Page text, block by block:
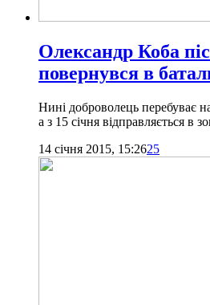
Олександр Коба
повернувся в
Нині доброволець перебуває
а з 15 січня відправляється в
14 січня 2015, 15:2625